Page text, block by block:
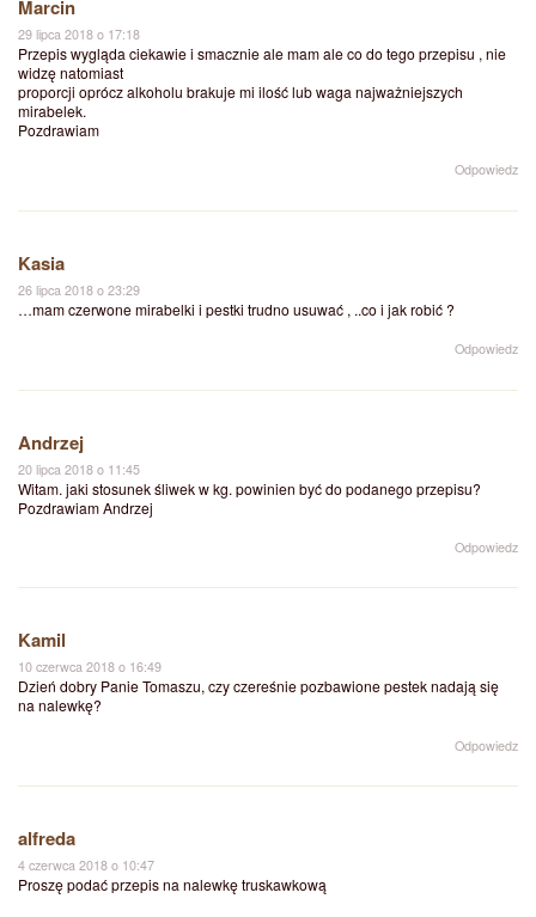
Marcin
29 lipca 2018 o 17:18
Przepis wygląda ciekawie i smacznie ale mam ale co do tego przepisu , nie
widzę natomiast
proporcji oprócz alkoholu brakuje mi ilość lub waga najważniejszych
mirabelek.
Pozdrawiam
Odpowiedz
Kasia
26 lipca 2018 o 23:29
…mam czerwone mirabelki i pestki trudno usuwać , ..co i jak robić ?
Odpowiedz
Andrzej
20 lipca 2018 o 11:45
Witam. jaki stosunek śliwek w kg. powinien być do podanego przepisu?
Pozdrawiam Andrzej
Odpowiedz
Kamil
10 czerwca 2018 o 16:49
Dzień dobry Panie Tomaszu, czy czereśnie pozbawione pestek nadają się
na nalewkę?
Odpowiedz
alfreda
4 czerwca 2018 o 10:47
Proszę podać przepis na nalewkę truskawkową